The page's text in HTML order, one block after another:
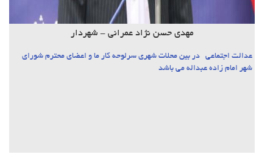
مهدی حسن نژاد عمرانی - شهردار
عدالت اجتماعی در بین محلات شهری سرلوحه کار ما و اعضای محترم شورای
شهر امام زاده عبداله می باشد